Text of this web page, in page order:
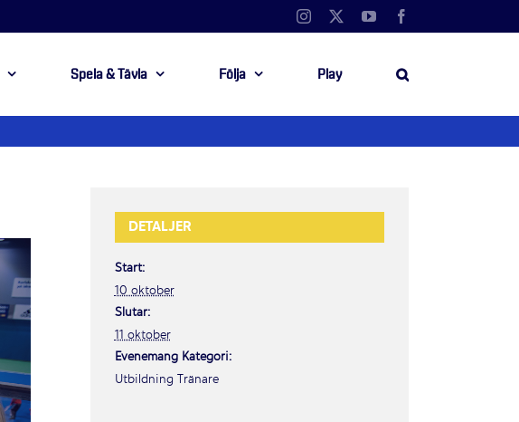
Instagram YouTube
Spela & Tävla Följa Play
DETALJER
Start:
10 oktober
Slutar:
11 oktober
Evenemang Kategori:
Utbildning Tränare